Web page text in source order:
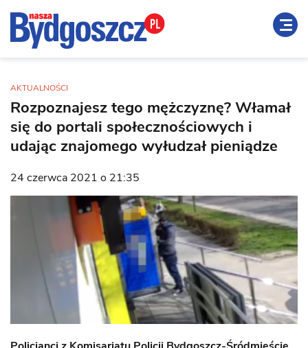
AKTUALNOŚCI
Rozpoznajesz tego mężczyznę? Włamał
się do portali społecznościowych i
udając znajomego wyłudzał pieniądze
24 czerwca 2021 o 21:35